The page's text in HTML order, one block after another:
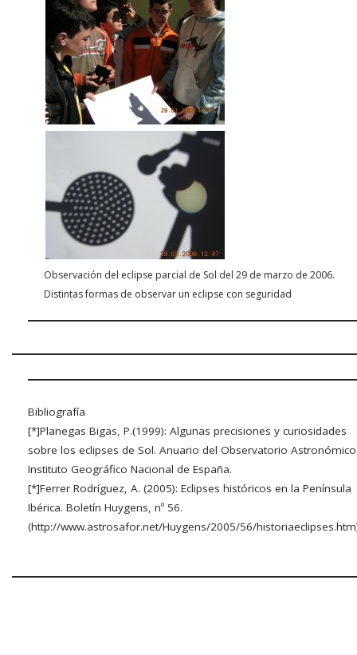
Observación del eclipse parcial de Sol del 29 de marzo de 2006.
Distintas formas de observar un eclipse con seguridad
Bibliografía
[*]Planegas Bigas, P.(1999): Algunas precisiones y curiosidades
sobre los eclipses de Sol. Anuario del Observatorio
Instituto Geográfico Nacional de España.
[*]Ferrer Rodríguez, A. (2005): Eclipses históricos en la Península
Ibérica. Boletín Huygens, nº 56.
(http://www.astrosafor.net/Huygens/2005/56/